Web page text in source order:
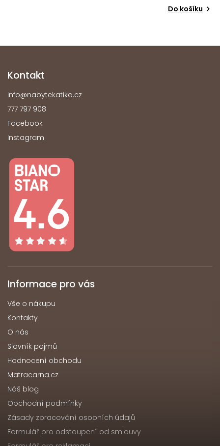
Do košíku
Kontakt
info@nabytekatika.cz
777 797 908
Facebook
Instagram
Informace pro vás
Vše o nákupu
Kontakty
O nás
Slovník pojmů
Hodnocení obchodu
Matracarna.cz
Náš blog
Obchodní podmínky
Zásady zpracování osobních údajů
Formulář pro odstoupení od smlouvy